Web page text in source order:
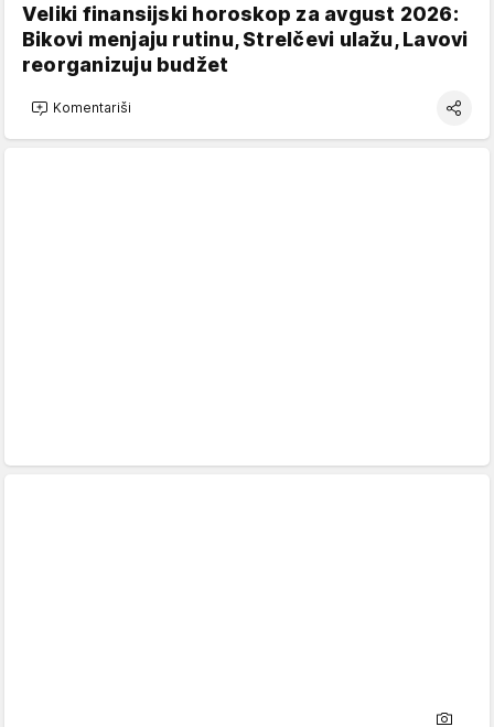
Veliki finansijski horoskop za avgust 2026:
Bikovi menjaju rutinu, Strelčevi ulažu, Lavovi
reorganizuju budžet
Komentariši